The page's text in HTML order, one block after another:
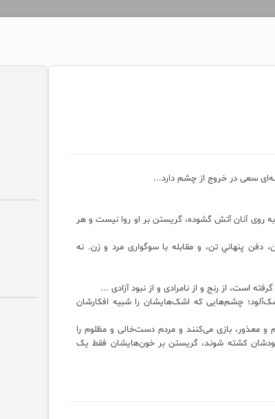
سعی در خروج از چشم دارد...
روی آنان آتش گشوده، گریستن بر او روا نیست و هر
پنهاني تن، و مقابله با سوگواری مرد و زن. نه
است، از رنج و از نامرادی و از نبود آزادی ...
چشم‌هایی که اشک‌هایشان را شبیه افکارشان
معذور، بازی می‌کنند و مردم دست‌خالی و مظلوم را
کشته شوند، گریستن بر خون‌هایشان فقط یک